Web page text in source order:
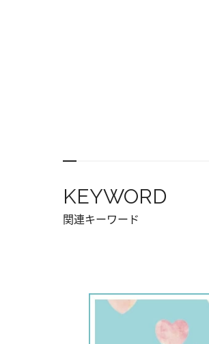
KEYWORD
関連キーワード